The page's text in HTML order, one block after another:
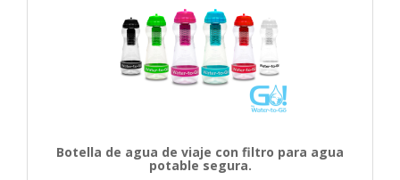
Botella de agua de viaje con filtro para agua
potable segura.